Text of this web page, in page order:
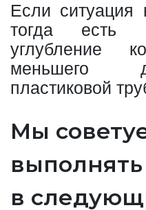
Если ситуация
тогда есть
углубление
меньшего
пластиковой
Мы
в